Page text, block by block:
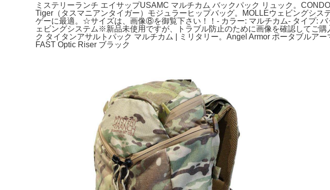
ミステリーランチ エイサップUSAMC マルチカム バックパック リュック。
Tiger（タスマニアンタイガー）モジュラーヒップバッグ。MOLLEウェビングシ
ゲーに最適。☆サイズは、画像⑧を御覧下さい！！- カラー: マルチカム- タイプ:
ェビングシステム※新品未使用ですが、トラブル防止のために画像を確認してご
ク タイタンアサルトパック マルチカム | ミリタリー。Angel Armor ポータブルア
FAST Optic Riser ブラック